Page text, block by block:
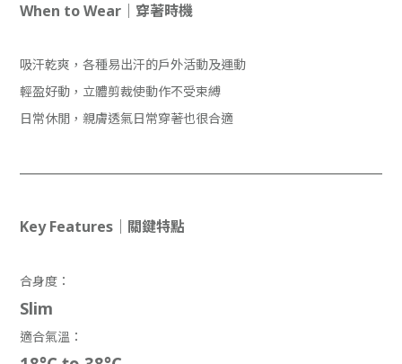
When to Wear｜穿著時機
吸汗乾爽，各種易出汗的戶外活動及運動
輕盈好動，立體剪裁使動作不受束縛
日常休閒，親膚透氣日常穿著也很合適
Key Features｜關鍵特點
合身度：
Slim
適合氣溫：